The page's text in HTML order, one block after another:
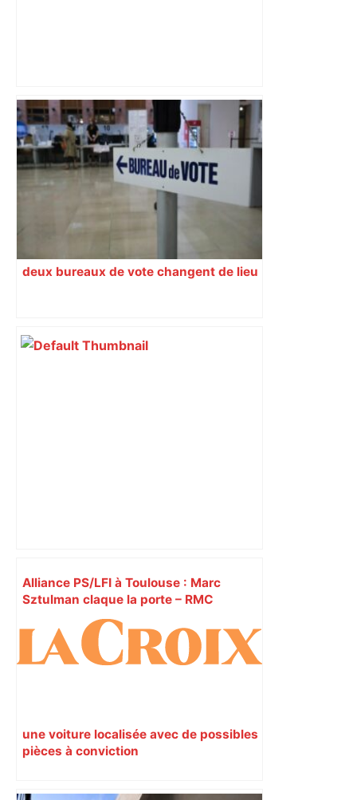
"C'est la reprise des bouchons et c'est
horrible", plus de 17 km de
ralentissements autour de Toulouse ce
jeudi matin, on vous donne les
secteurs à éviter – ladepeche.fr
deux bureaux de vote changent de lieu
Alliance PS/LFI à Toulouse : Marc
Sztulman claque la porte – RMC
une voiture localisée avec de possibles
pièces à conviction